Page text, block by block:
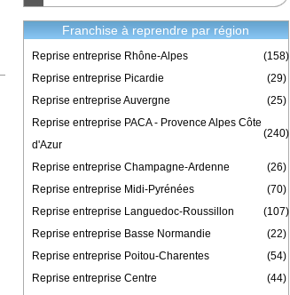
Franchise à reprendre par région
Reprise entreprise Rhône-Alpes
(158)
Reprise entreprise Picardie
(29)
Reprise entreprise Auvergne
(25)
Reprise entreprise PACA - Provence Alpes Côte
d'Azur
(240)
Reprise entreprise Champagne-Ardenne
(26)
Reprise entreprise Midi-Pyrénées
(70)
Reprise entreprise Languedoc-Roussillon
(107)
Reprise entreprise Basse Normandie
(22)
Reprise entreprise Poitou-Charentes
(54)
Reprise entreprise Centre
(44)